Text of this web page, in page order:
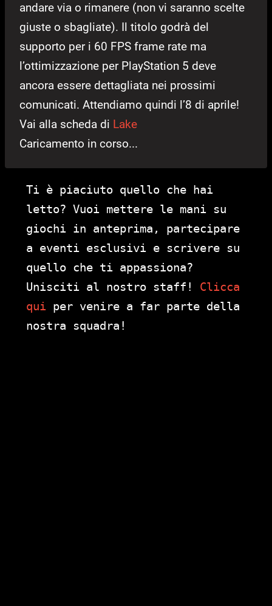
andare via o rimanere (non vi saranno scelte
giuste o sbagliate). Il titolo godrà del
supporto per i 60 FPS frame rate ma
l’ottimizzazione per PlayStation 5 deve
ancora essere dettagliata nei prossimi
comunicati. Attendiamo quindi l’8 di aprile!
Vai alla scheda di Lake
Caricamento in corso...
Ti è piaciuto quello che hai
letto? Vuoi mettere le mani su
giochi in anteprima, partecipare
a eventi esclusivi e scrivere su
quello che ti appassiona?
Unisciti al nostro staff! Clicca
qui per venire a far parte della
nostra squadra!